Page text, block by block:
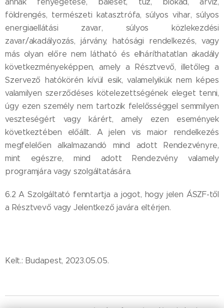
földrengés, természeti katasztrófa, súlyos vihar, súlyos
energiaellátási zavar, súlyos közlekezdési
zavar/akadályozás, járvány, hatósági rendelkezés, vagy
más olyan előre nem látható és elháríthatatlan akadály
következményeképpen, amely a Résztvevő, illetőleg a
Szervező hatókörén kívül esik, valamelyikük nem képes
valamilyen szerződéses kötelezettségének eleget tenni,
úgy ezen személy nem tartozik felelősséggel semmilyen
veszteségért vagy kárért, amely ezen események
következtében előállt. A jelen vis maior rendelkezés
megfelelően alkalmazandó mind adott Rendezvényre,
mint egészre, mind adott Rendezvény valamely
programjára vagy szolgáltatására.
6.2 A Szolgáltató fenntartja a jogot, hogy jelen ÁSZF-től
a Résztvevő vagy Jelentkező javára eltérjen.
Kelt.: Budapest, 2023.05.05.